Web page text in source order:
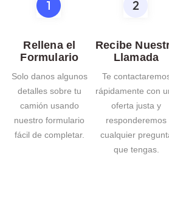
Rellena el
Formulario
Solo danos algunos
detalles sobre tu
camión usando
nuestro formulario
fácil de completar.
Recibe
Llamada
Te
rápidamente con
oferta justa y
responderemos
cualquier
que tengas.